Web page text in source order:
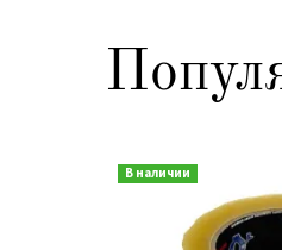
В наличии